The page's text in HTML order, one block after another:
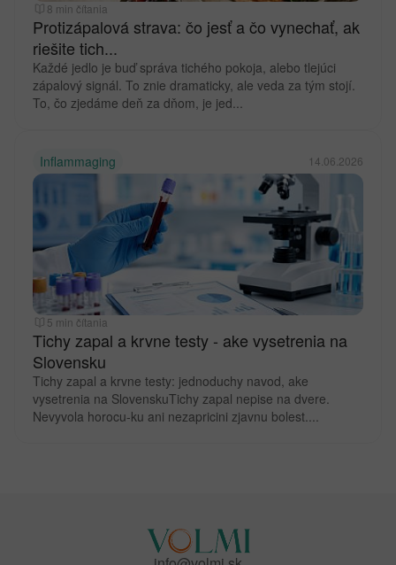
8 min čítania
Protizápalová strava: čo jesť a čo vynechať, ak
riešite tich...
Každé jedlo je buď správa tichého pokoja, alebo tlejúci
zápalový signál. To znie dramaticky, ale veda za tým stojí.
To, čo zjedáme deň za dňom, je jed...
Inflammaging 14.06.2026
5 min čítania
Tichy zapal a krvne testy - ake vysetrenia na
Slovensku
Tichy zapal a krvne testy: jednoduchy navod, ake
vysetrenia na SlovenskuTichy zapal nepise na dvere.
Nevyvola horocu-ku ani nezapricini zjavnu bolest....